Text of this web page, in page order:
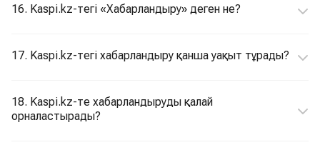
16. Kaspi.kz-тегі «Хабарландыру» деген не?
17. Kaspi.kz-тегі хабарландыру қанша уақыт тұрады?
18. Kaspi.kz-те хабарландыруды қалай
орналастырады?